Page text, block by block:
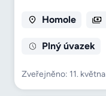
Homole
Plný úvazek
Zveřejněno: 11. května